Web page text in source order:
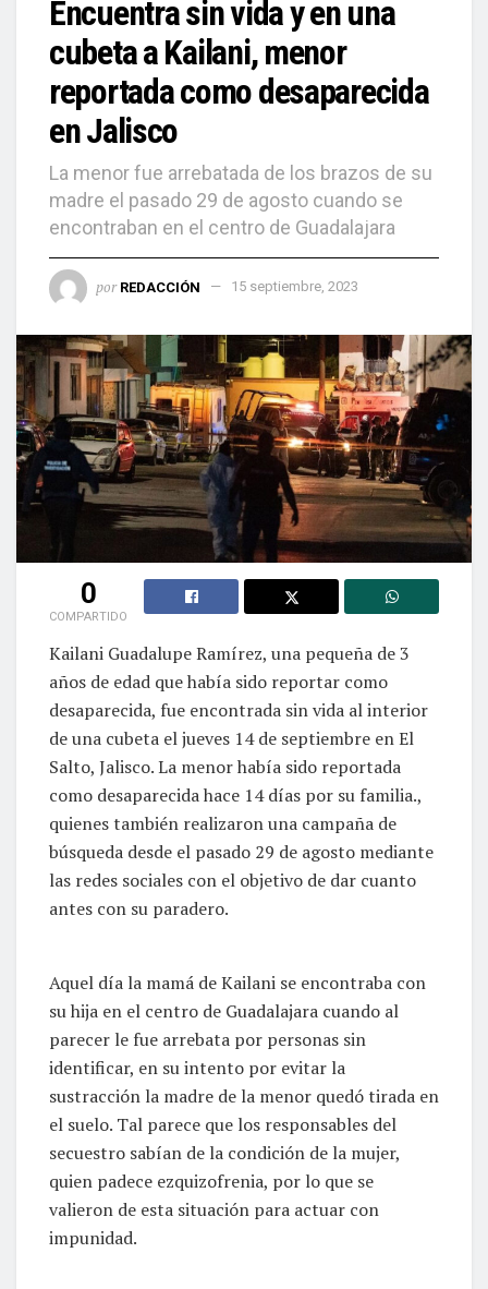
Encuentra sin vida y en una
cubeta a Kailani, menor
reportada como desaparecida
en Jalisco
La menor fue arrebatada de los brazos de su
madre el pasado 29 de agosto cuando se
encontraban en el centro de Guadalajara
por REDACCIÓN 15 septiembre, 2023
0
COMPARTIDO
Kailani Guadalupe Ramírez, una pequeña de 3
años de edad que había sido reportar como
desaparecida, fue encontrada sin vida al interior
de una cubeta el jueves 14 de septiembre en El
Salto, Jalisco. La menor había sido reportada
como desaparecida hace 14 días por su familia.,
quienes también realizaron una campaña de
búsqueda desde el pasado 29 de agosto mediante
las redes sociales con el objetivo de dar cuanto
antes con su paradero.
Aquel día la mamá de Kailani se encontraba con
su hija en el centro de Guadalajara cuando al
parecer le fue arrebata por personas sin
identificar, en su intento por evitar la
sustracción la madre de la menor quedó tirada en
el suelo. Tal parece que los responsables del
secuestro sabían de la condición de la mujer,
quien padece ezquizofrenia, por lo que se
valieron de esta situación para actuar con
impunidad.